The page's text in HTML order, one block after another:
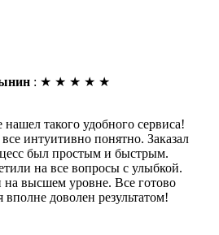
: ★ ★ ★ ★ ★
такого удобного сервиса!
интуитивно понятно. Заказал
был простым и быстрым.
на все вопросы с улыбкой.
на высшем уровне. Все готово
вполне доволен результатом!